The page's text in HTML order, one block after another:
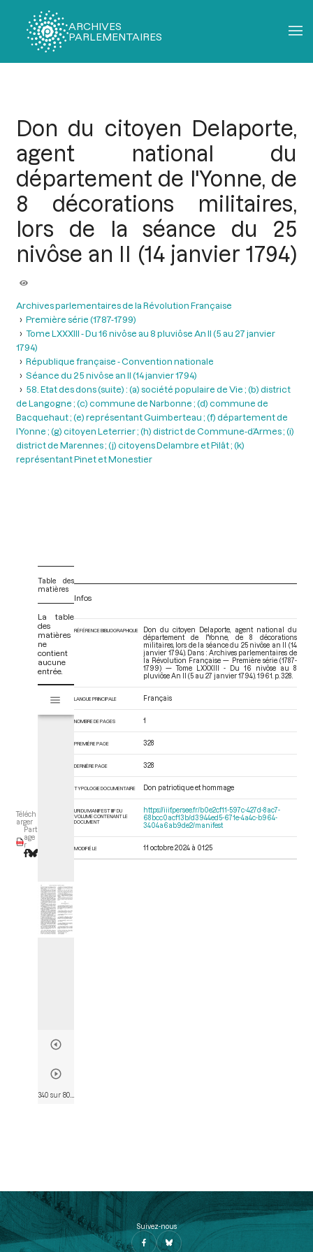
ARCHIVES
PARLEMENTAIRES
Don du citoyen Delaporte,
agent national du
département de l'Yonne, de
8 décorations militaires,
lors de la séance du 25
nivôse an II (14 janvier 1794)
Archives parlementaires de la Révolution Française
Première série (1787-1799)
Tome LXXXIII - Du 16 nivôse au 8 pluviôse An II (5 au 27 janvier
1794)
République française - Convention nationale
Séance du 25 nivôse an II (14 janvier 1794)
58. Etat des dons (suite) : (a) société populaire de Vie ; (b) district
de Langogne ; (c) commune de Narbonne ; (d) commune de
Bacquehaut ; (e) représentant Guimberteau ; (f) département de
l’Yonne ; (g) citoyen Leterrier ; (h) district de Commune-d’Armes ; (i)
district de Marennes ; (j) citoyens Delambre et Pilât ; (k)
représentant Pinet et Monestier
Téléch
arger
Part
age
r
Table des
matières
La table
des
matières
ne
contient
aucune
entrée.
s
i
d
o
r
Tome LXXXIII - Du 16 nivôse au 8 pluviôse An II (5 au 27 janvier 1794)
Infos
RÉFÉRENCE BIBLIOGRAPHIQUE
Don du citoyen Delaporte, agent national du
département de l'Yonne, de 8 décorations
militaires, lors de la séance du 25 nivôse an II (14
janvier 1794). Dans : Archives parlementaires de
la Révolution Française — Première série (1787-
1799) — Tome LXXXIII - Du 16 nivôse au 8
pluviôse An II (5 au 27 janvier 1794). 1961. p. 328.
LANGUE PRINCIPALE Français
NOMBRE DE PAGES 1
PREMIÈRE PAGE 328
DERNIÈRE PAGE 328
TYPOLOGIE DOCUMENTAIRE Don patriotique et hommage
URI DU MANIFEST IIIF DU
VOLUME CONTENANT LE
DOCUMENT
https://iiif.persee.fr/b0e2cf11-597c-427d-8ac7-
68bcc0acf13b/d3944ed5-671e-4a4c-b964-
3404a6ab9de2/manifest
MODIFIÉ LE 11 octobre 2024 à 01:25
Suivez-nous